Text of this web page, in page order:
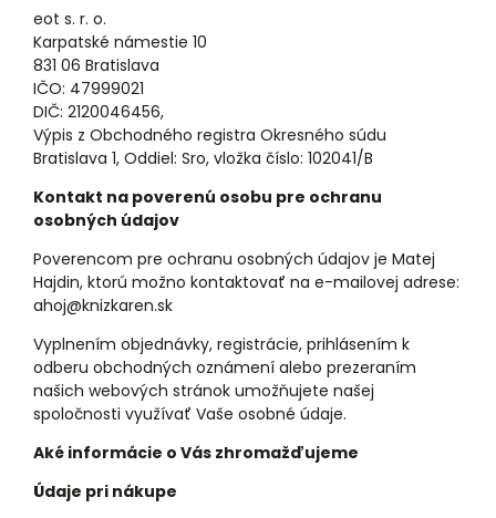
eot s. r. o.
Karpatské námestie 10
831 06 Bratislava
IČO: 47999021
DIČ: 2120046456,
Výpis z Obchodného registra Okresného súdu
Bratislava 1, Oddiel: Sro, vložka číslo: 102041/B
Kontakt na poverenú osobu pre ochranu
osobných údajov
Poverencom pre ochranu osobných údajov je Matej
Hajdin, ktorú možno kontaktovať na e-mailovej adrese:
ahoj@knizkaren.sk
Vyplnením objednávky, registrácie, prihlásením k
odberu obchodných oznámení alebo prezeraním
našich webových stránok umožňujete našej
spoločnosti využívať Vaše osobné údaje.
Aké informácie o Vás zhromažďujeme
Údaje pri nákupe